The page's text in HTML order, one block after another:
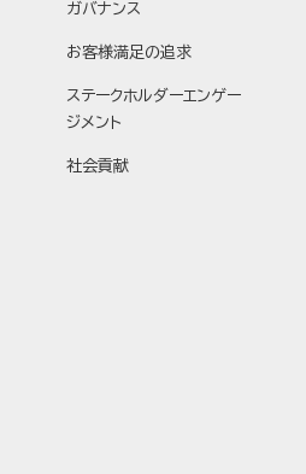
ガバナンス
お客様満足の追求
ステークホルダーエンゲー
ジメント
社会貢献